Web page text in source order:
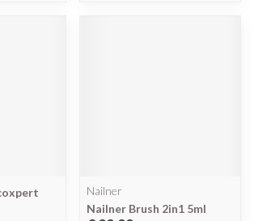
Nailner
Nailner Brush 2in1 5ml